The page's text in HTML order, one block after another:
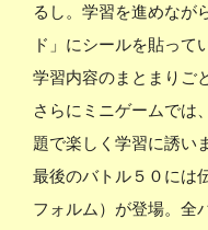
るし。学習を進めなが
ド」にシールを貼って
学習内容のまとまりご
さらにミニゲームでは
題で楽しく学習に誘い
最後のバトル５０には
フォルム）が登場。全